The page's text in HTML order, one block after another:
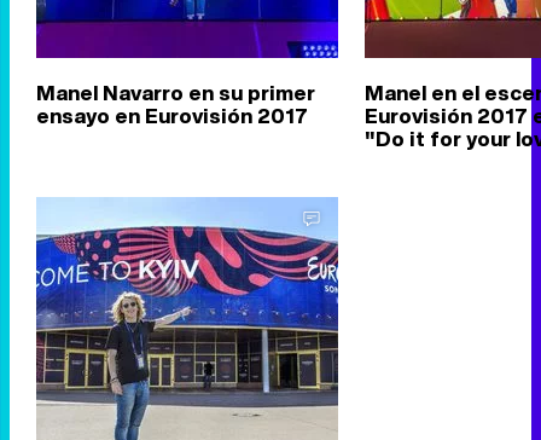
Manel Navarro en su primer
ensayo en Eurovisión 2017
Manel en el
Eurovisión 2017
"Do it for your